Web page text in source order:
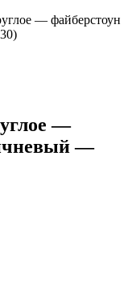
— файберстоун
—
—